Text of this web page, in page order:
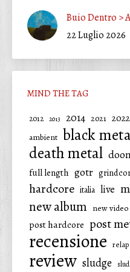
Buio Dentro >
22 Luglio 2026
MIND THE TAG
2012 2013 2014 2021 2022
ambient black
death metal
full length gotr
hardcore italia live
new album new video
post hardcore post
recensione
review sludge